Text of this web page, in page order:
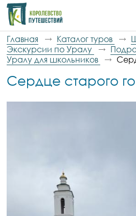
Главная Каталог туров
Экскурсии по Уралу
Уралу для школьников
Сердце старого